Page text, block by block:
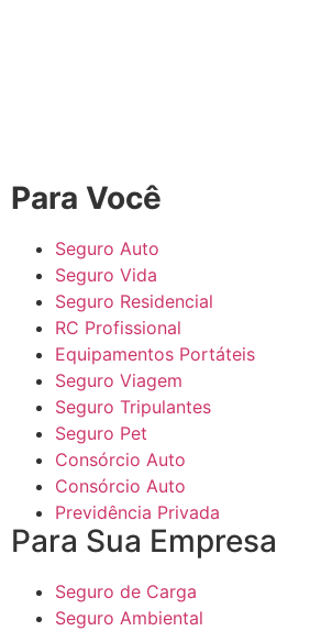
Para Você
Seguro Auto
Seguro Vida
Seguro Residencial
RC Profissional
Equipamentos Portáteis
Seguro Viagem
Seguro Tripulantes
Seguro Pet
Consórcio Auto
Consórcio Auto
Previdência Privada
Para Sua Empresa
Seguro de Carga
Seguro Ambiental